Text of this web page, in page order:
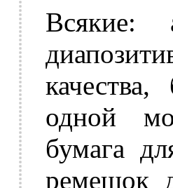
Всякие:
одной
бумага
ремешок